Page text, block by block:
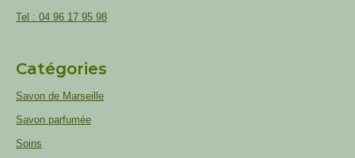
Tel : 04 96 17 95 98
Catégories
Savon de Marseille
Savon parfumée
Soins